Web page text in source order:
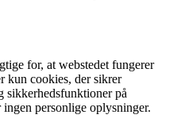
for, at webstedet fungerer
kun cookies, der sikrer
sikkerhedsfunktioner på
personlige oplysninger.